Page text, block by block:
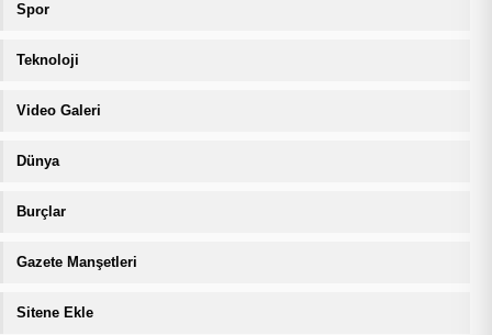
Spor
Teknoloji
Video Galeri
Dünya
Burçlar
Gazete Manşetleri
Sitene Ekle